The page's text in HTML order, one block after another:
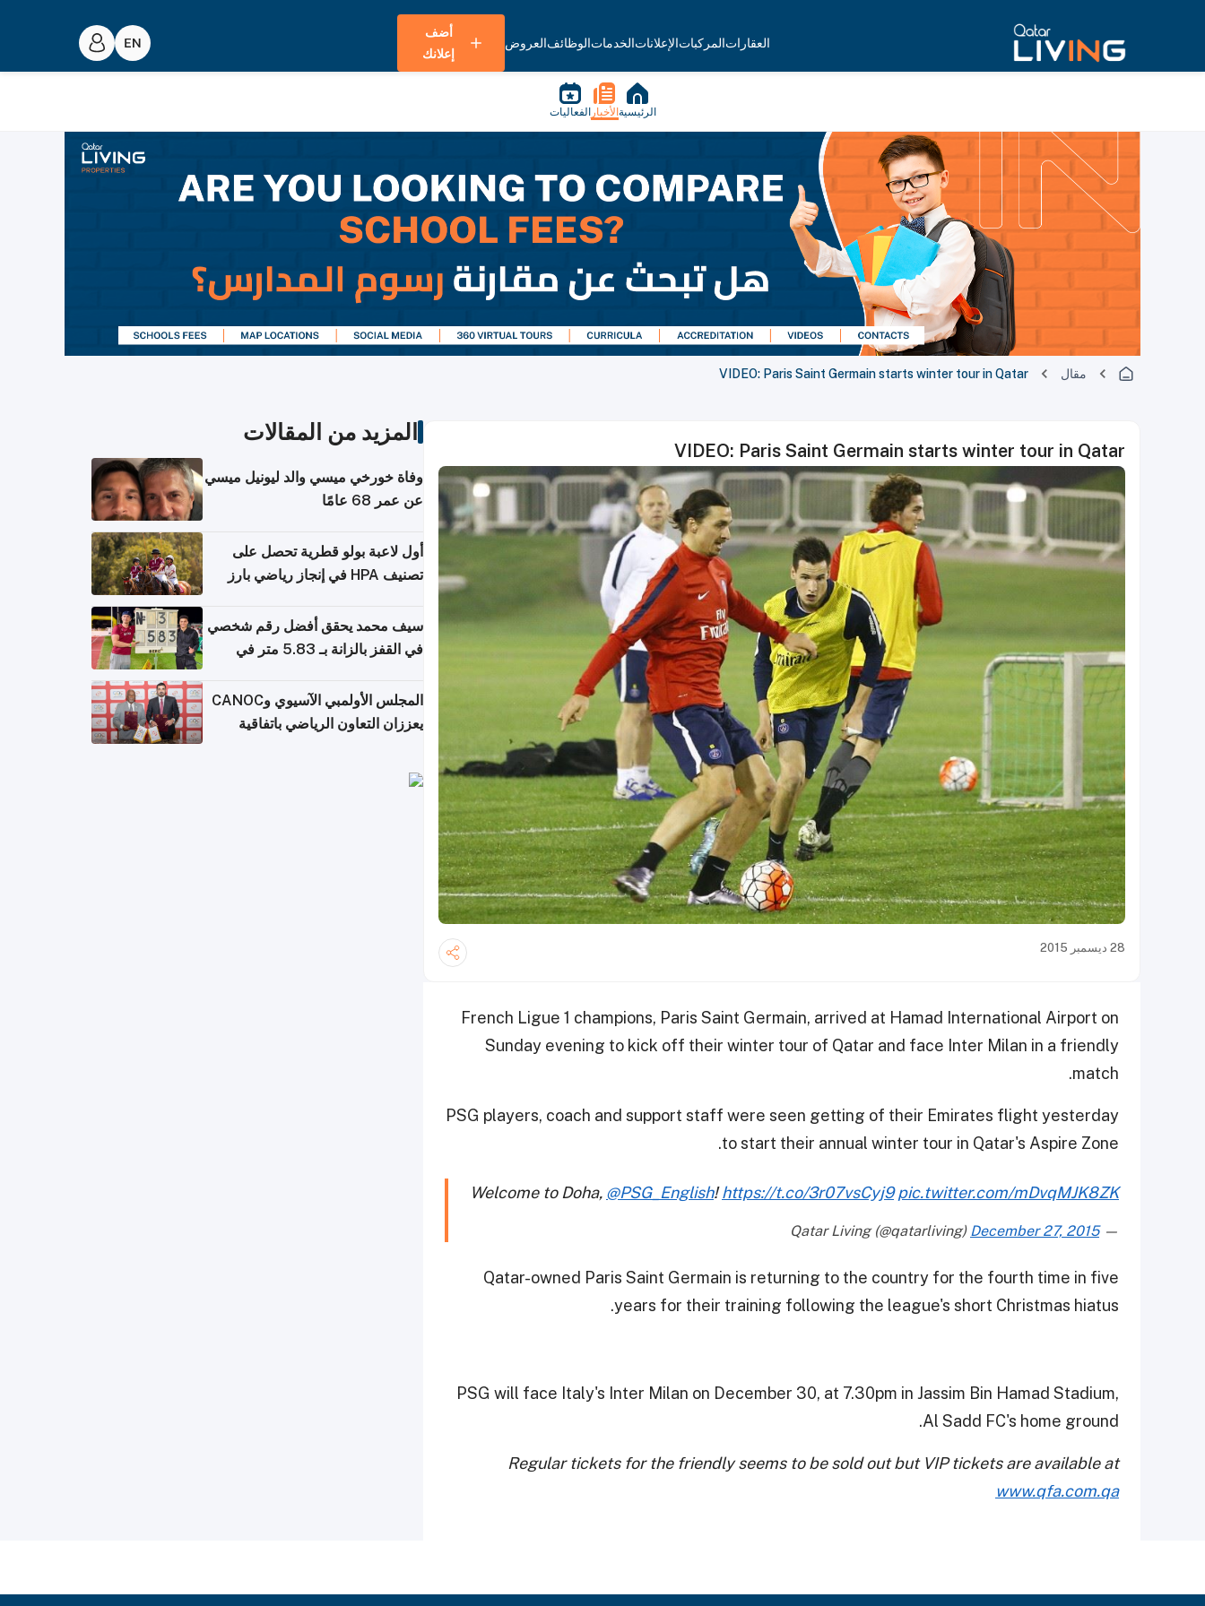
العقاراتالمركباتالإعلاناتالخدماتالوظائفالعروض
أضف
إعلانك
الرئيسية الأخبار الفعاليات
مقال VIDEO: Paris Saint Germain starts winter tour in Qatar
VIDEO: Paris Saint Germain starts winter tour in Qatar
28 ديسمبر 2015
French Ligue 1 champions, Paris Saint Germain, arrived at Hamad International Airport on
Sunday evening to kick off their winter tour of Qatar and face Inter Milan in a friendly
match.
PSG players, coach and support staff were seen getting of their Emirates flight yesterday
to start their annual winter tour in Qatar's Aspire Zone.
Welcome to Doha, @PSG_English!https://t.co/3r07vsCyj9 pic.twitter.com/mDvqMJK8ZK
— Qatar Living (@qatarliving)
December 27, 2015
Qatar-owned Paris Saint Germain is returning to the country for the fourth time in five
years for their training following the league's short Christmas hiatus.
PSG will face Italy's Inter Milan on December 30, at 7.30pm in Jassim Bin Hamad Stadium,
Al Sadd FC's home ground.
Regular tickets for the friendly seems to be sold out but VIP tickets are available at
www.qfa.com.qa
المزيد من المقالات
وفاة خورخي ميسي والد ليونيل ميسي
عن عمر 68 عامًا
أول لاعبة بولو قطرية تحصل على
تصنيف HPA في إنجاز رياضي بارز
سيف محمد يحقق أفضل رقم شخصي
في القفز بالزانة بـ 5.83 متر في
المجلس الأولمبي الآسيوي وCANOC
يعززان التعاون الرياضي باتفاقية